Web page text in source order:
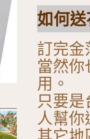
如何
訂完
當然
用。
只要
人幫